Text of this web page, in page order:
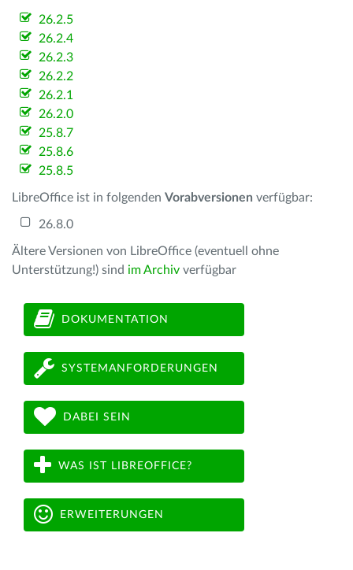
26.2.5
26.2.4
26.2.3
26.2.2
26.2.1
26.2.0
25.8.7
25.8.6
25.8.5
LibreOffice ist in folgenden Vorabversionen verfügbar:
26.8.0
Ältere Versionen von LibreOffice (eventuell ohne
Unterstützung!) sind im Archiv verfügbar
DOKUMENTATION
SYSTEMANFORDERUNGEN
DABEI SEIN
WAS IST LIBREOFFICE?
ERWEITERUNGEN